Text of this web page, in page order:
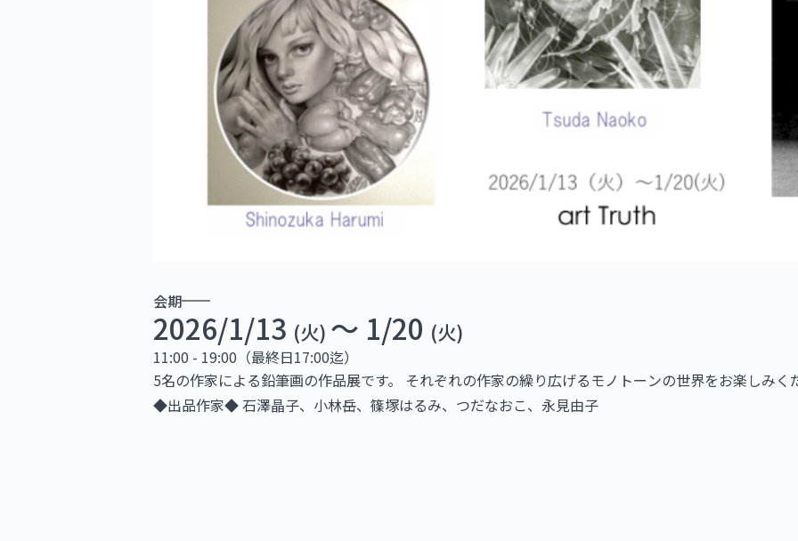
会期
2026/1/13 (火) 〜 1/20 (火)
11:00 - 19:00（最終日17:00迄）
5名の作家による鉛筆画の作品展です。 それぞれの作家の繰り広げるモノトーンの世界をお楽しみく
◆出品作家◆ 石澤晶子、小林岳、篠塚はるみ、つだなおこ、永見由子